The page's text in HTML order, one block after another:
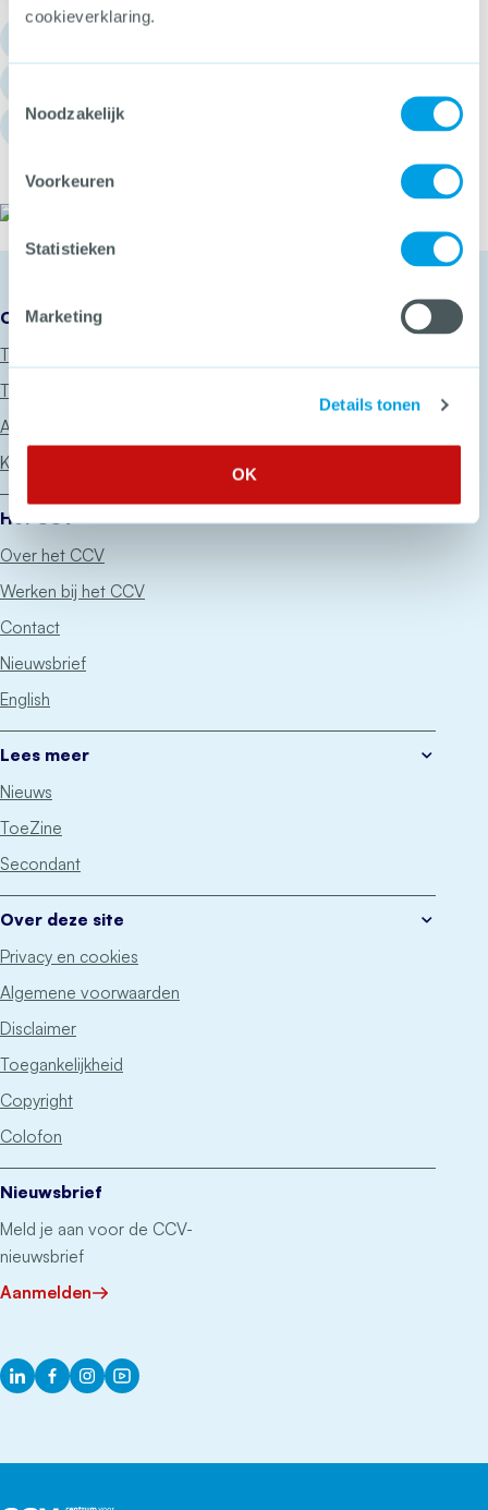
cookieverklaring.
Noodzakelijk
Voorkeuren
Statistieken
Marketing
Details tonen
OK
Churchilllaan 11, 3527 GV Utrecht
Onze diensten
Thema’s
Trainingen
Advies
Keurmerken
Het CCV
Over het CCV
Werken bij het CCV
Contact
Nieuwsbrief
English
Lees meer
Nieuws
ToeZine
Secondant
Over deze site
Privacy en cookies
Algemene voorwaarden
Disclaimer
Toegankelijkheid
Copyright
Colofon
Nieuwsbrief
Meld je aan voor de CCV-
nieuwsbrief
Aanmelden
LinkedInFacebook
InstagramYouTube